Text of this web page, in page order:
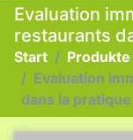
Evaluation
restaurants
Start
Produkte
Evaluation
dans la pratique